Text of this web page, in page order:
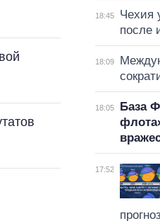
18:45
Чехия
после
18:09
18:05
База
17:52